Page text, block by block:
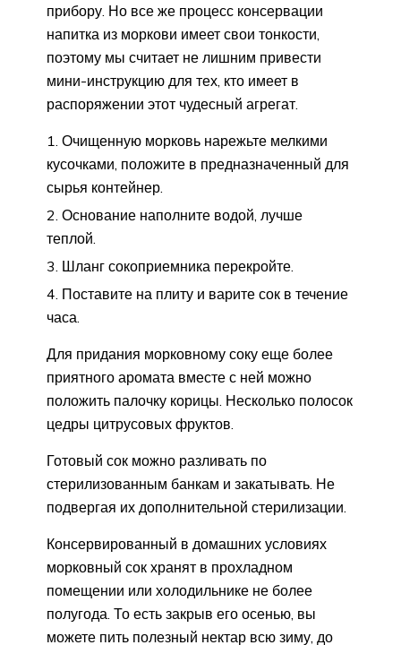
прибору. Но все же процесс консервации
напитка из моркови имеет свои тонкости,
поэтому мы считает не лишним привести
мини-инструкцию для тех, кто имеет в
распоряжении этот чудесный агрегат.
Очищенную морковь нарежьте мелкими
кусочками, положите в предназначенный для
сырья контейнер.
Основание наполните водой, лучше
теплой.
Шланг сокоприемника перекройте.
Поставите на плиту и варите сок в течение
часа.
Для придания морковному соку еще более
приятного аромата вместе с ней можно
положить палочку корицы. Несколько полосок
цедры цитрусовых фруктов.
Готовый сок можно разливать по
стерилизованным банкам и закатывать. Не
подвергая их дополнительной стерилизации.
Консервированный в домашних условиях
морковный сок хранят в прохладном
помещении или холодильнике не более
полугода. То есть закрыв его осенью, вы
можете пить полезный нектар всю зиму, до